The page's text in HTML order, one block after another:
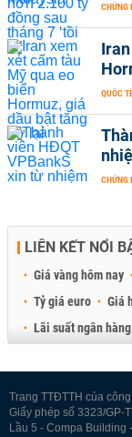
CHỨNG
QUỐC
CHỨNG
LIÊN KẾT NỔI
Giá vàng hôm nay
Tỷ giá euro
Giá
Lãi suất ngân hàng
Trang TTĐTTH của
Giấy phép số 3323/GP-
Lầu 5 - Compa Building